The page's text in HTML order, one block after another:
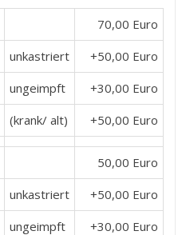
70,00 Euro
unkastriert
+50,00 Euro
ungeimpft
+30,00 Euro
(krank/ alt) +50,00 Euro
50,00 Euro
unkastriert
+50,00 Euro
ungeimpft
+30,00 Euro